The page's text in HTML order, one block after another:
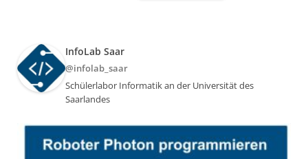
InfoLab Saar
@infolab_saar
Schülerlabor Informatik an der Universität des
Saarlandes